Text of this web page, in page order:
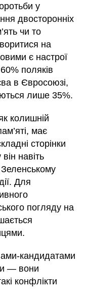
у
двосторонніх
чи то
на
є настрої
поляків
в Євросоюзі,
лише 35%.
колишній
має
сторінки
навіть
Для
погляду на
кандидатами
— вони
конфлікти